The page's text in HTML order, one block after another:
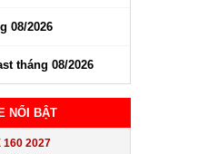
08/2026
tháng 08/2026
NỔI BẬT
160 2027